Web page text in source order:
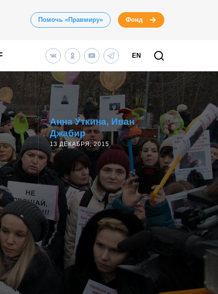
Помочь «Правмиру» Фонд
EN
Анна Уткина Иван
Джабир
13 ДЕКАБРЯ, 2015